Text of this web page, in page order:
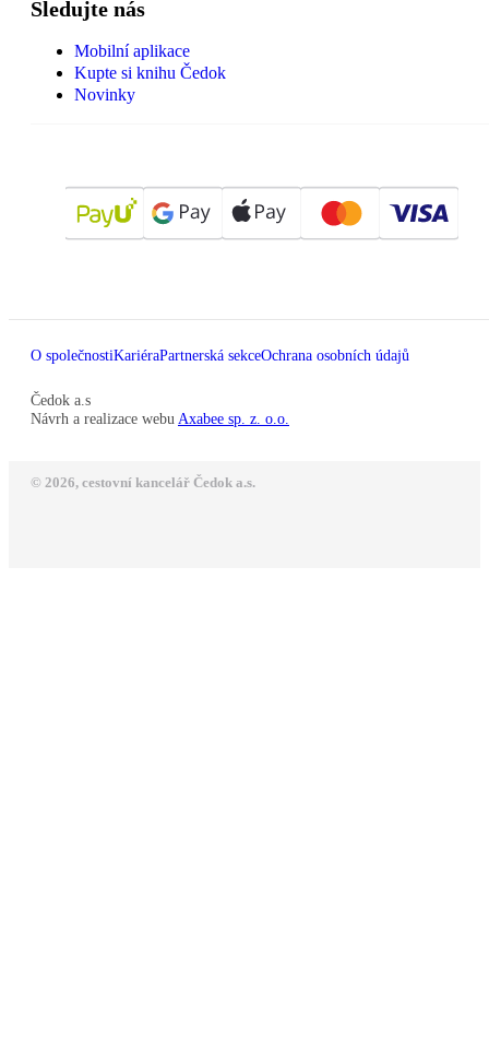
Sledujte nás
Mobilní aplikace
Kupte si knihu Čedok
Novinky
O společnostiKariéraPartnerská sekceOchrana osobních údajů
Čedok a.s
Návrh a realizace webu Axabee sp. z. o.o.
© 2026, cestovní kancelář Čedok a.s.